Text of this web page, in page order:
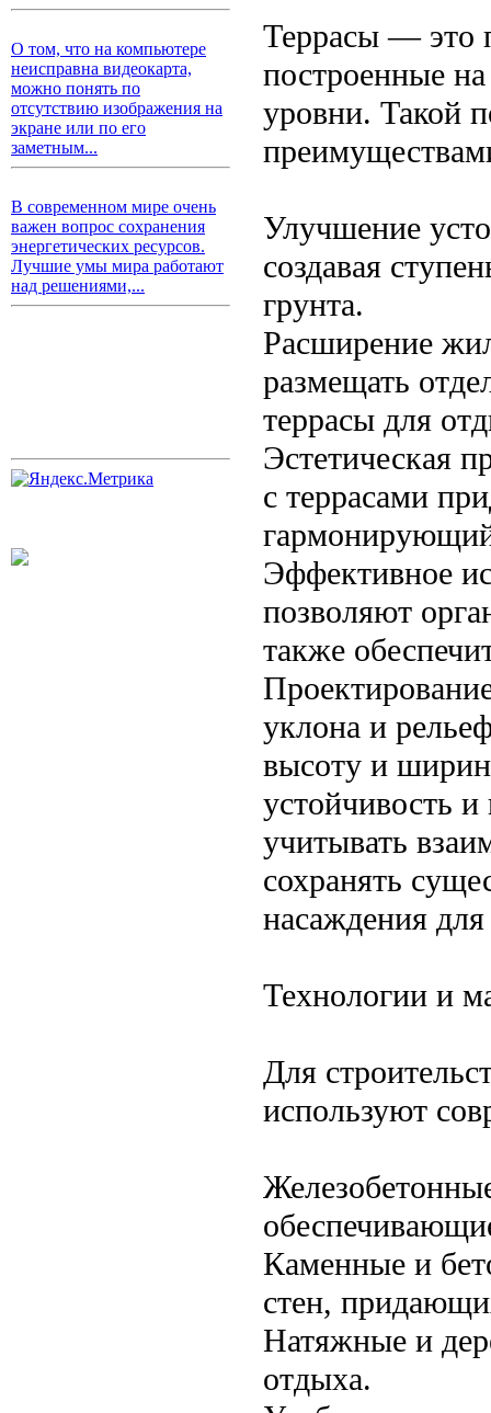
О том, что на компьютере
неисправна видеокарта,
можно понять по
отсутствию изображения на
экране или по его
заметным...
В современном мире очень
важен вопрос сохранения
энергетических ресурсов.
Лучшие умы мира работают
над решениями,...
Террасы — это
построенные
уровни. Такой
Улучшение
создавая
грунта.
Расширение
размещать
террасы для
Эстетическая
с террасами
Эффективное
позволяют
также
уклона и
высоту и
устойчивость
учитывать
сохранять
насаждения
Технологии и
Для
используют
Каменные и
стен,
Натяжные и
отдыха.